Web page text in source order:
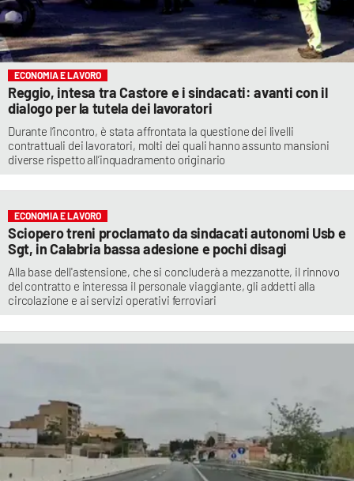
ECONOMIA E LAVORO
Reggio, intesa tra Castore e i sindacati: avanti con il
dialogo per la tutela dei lavoratori
Durante l’incontro, è stata affrontata la questione dei livelli
contrattuali dei lavoratori, molti dei quali hanno assunto mansioni
diverse rispetto all’inquadramento originario
ECONOMIA E LAVORO
Sciopero treni proclamato da sindacati autonomi Usb e
Sgt, in Calabria bassa adesione e pochi disagi
Alla base dell'astensione, che si concluderà a mezzanotte, il rinnovo
del contratto e interessa il personale viaggiante, gli addetti alla
circolazione e ai servizi operativi ferroviari